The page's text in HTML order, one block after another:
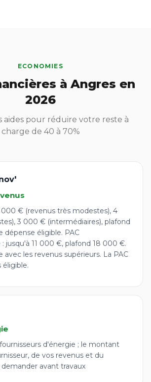
ECONOMIES
à Angres en
2026
aides pour réduire votre reste à
charge de 40 à 70%
000 € (revenus très modestes), 4
3 000 € (intermédiaires), plafond
dépense éligible. PAC
jusqu'à 11 000 €, plafond 18 000 €.
avec les revenus supérieurs. La PAC
éligible.
d'énergie ; le montant
de vos revenus et du
avant travaux